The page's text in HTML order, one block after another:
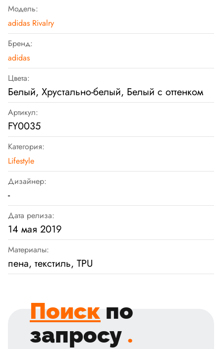
Модель:
adidas Rivalry
Бренд:
adidas
Цвета:
Белый, Хрустально-белый, Белый с оттенком
Артикул:
FY0035
Категория:
Lifestyle
Дизайнер:
-
Дата релиза:
14 мая 2019
Материалы:
пена, текстиль, TPU
Поиск по
запросу .